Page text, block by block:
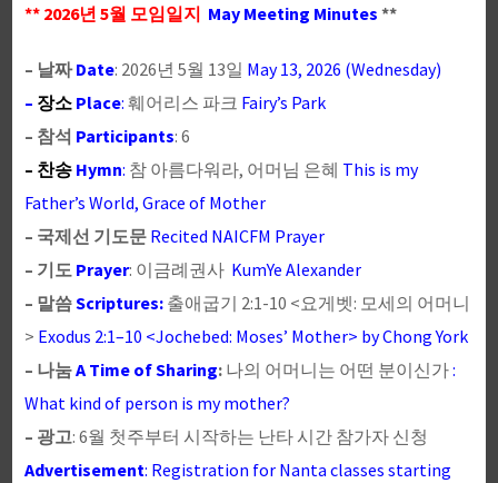
** 2026년 5월 모임일지 May Meeting Minutes **
– 날짜Date: 2026년 5월 13일 May 13, 2026 (Wednesday)
– 장소Place: 훼어리스 파크 Fairy’s Park
– 참석 Participants: 6
– 찬송Hymn: 참 아름다워라, 어머님 은혜 This is my
Father’s World, Grace of Mother
– 국제선 기도문 Recited NAICFM Prayer
– 기도 Prayer: 이금례권사 KumYe Alexander
– 말씀Scriptures: 출애굽기 2:1-10 <요게벳: 모세의 어머니
> Exodus 2:1–10 <Jochebed: Moses’ Mother> by Chong York
– 나눔A Time of Sharing: 나의 어머니는 어떤 분이신가:
What kind of person is my mother?
– 광고: 6월 첫주부터 시작하는 난타 시간 참가자 신청
Advertisement: Registration for Nanta classes starting